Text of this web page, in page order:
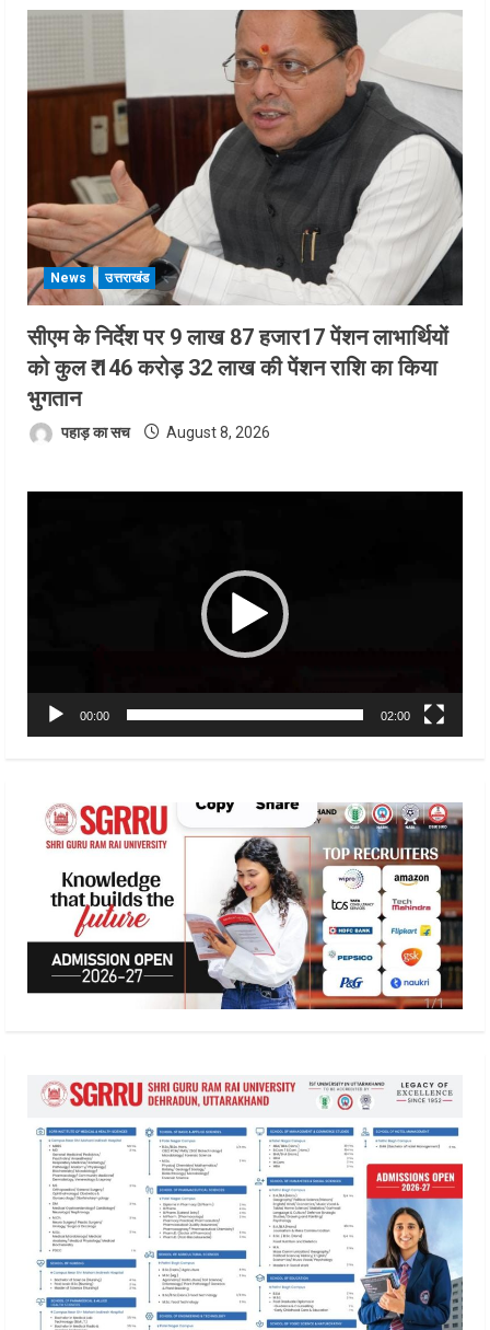
News उत्तराखंड
सीएम के निर्देश पर 9 लाख 87 हजार17 पेंशन लाभार्थियों
को कुल ₹ 146 करोड़ 32 लाख की पेंशन राशि का किया
भुगतान
पहाड़ का सच August 8, 2026
00:00 02:00